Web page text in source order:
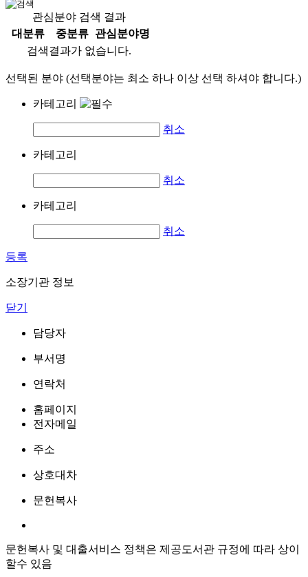
관심분야 검색 결과
대분류
중분류
관심분야명
검색결과가 없습니다.
선택된 분야 (선택분야는 최소 하나 이상 선택 하셔야 합니다.)
카테고리
취소
카테고리
취소
카테고리
취소
등록
소장기관 정보
닫기
담당자
부서명
연락처
홈페이지
전자메일
주소
상호대차
문헌복사
문헌복사 및 대출서비스 정책은 제공도서관 규정에 따라 상이
할수 있음